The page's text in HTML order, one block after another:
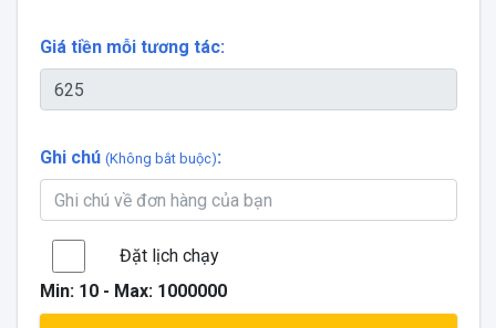
Giá tiền mỗi tương tác:
Ghi chú (Không bắt buộc):
Đặt lịch chạy
Min: 10- Max: 1000000